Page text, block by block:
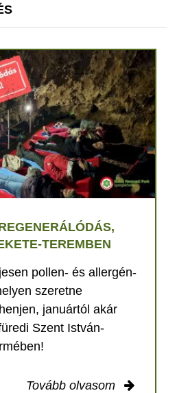
TEREMBEN
pollen- és allergén-
szeretne
januártól akár
Szent István-
Tovább olvasom